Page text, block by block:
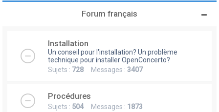
Forum français
Installation
Un conseil pour l'installation? Un problème
technique pour installer OpenConcerto?
Sujets : 728 Messages : 3407
Procédures
Sujets : 504Messages : 1873